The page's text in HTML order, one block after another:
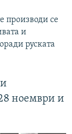
производи се
и
руската
ноември и